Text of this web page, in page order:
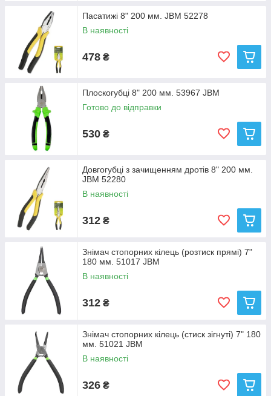
Пасатижі 8" 200 мм. JBM 52278
В наявності
478 ₴
Плоскогубці 8" 200 мм. 53967 JBM
Готово до відправки
530 ₴
Довгогубці з зачищенням дротів 8" 200 мм.
JBM 52280
В наявності
312 ₴
Знімач стопорних кілець (розтиск прямі) 7"
180 мм. 51017 JBM
В наявності
312 ₴
Знімач стопорних кілець (стиск зігнуті) 7" 180
мм. 51021 JBM
В наявності
326 ₴